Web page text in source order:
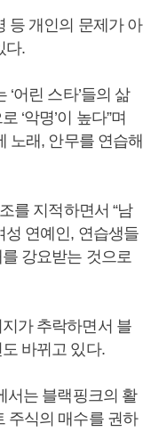
등 개인의 문제가 아
다.
어린 스타’들의 삶
‘악명’이 높다”며
노래, 안무를 연습해
를 지적하면서 “남
성 연예인, 연습생들
강요받는 것으로
가 추락하면서 블
바뀌고 있다.
서는 블랙핑크의 활
주식의 매수를 권하